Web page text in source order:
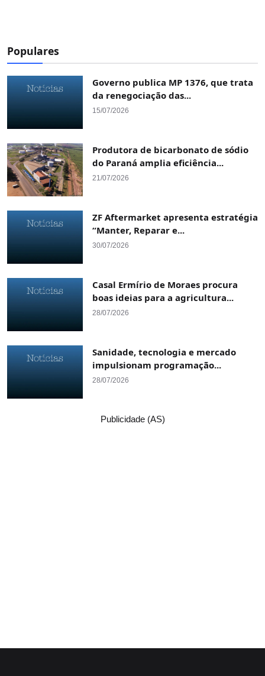
Populares
Governo publica MP 1376, que trata
da renegociação das...
15/07/2026
Produtora de bicarbonato de sódio
do Paraná amplia eficiência...
21/07/2026
ZF Aftermarket apresenta estratégia
“Manter, Reparar e...
30/07/2026
Casal Ermírio de Moraes procura
boas ideias para a agricultura...
28/07/2026
Sanidade, tecnologia e mercado
impulsionam programação...
28/07/2026
Publicidade (AS)